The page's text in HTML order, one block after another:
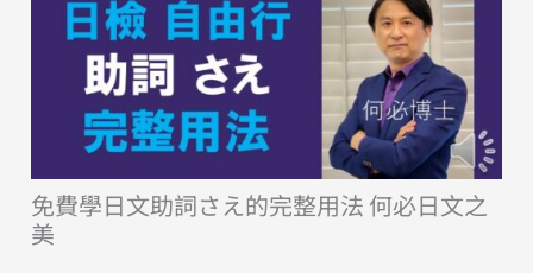
免費學日文助詞さえ的完整用法 何必日文之
美